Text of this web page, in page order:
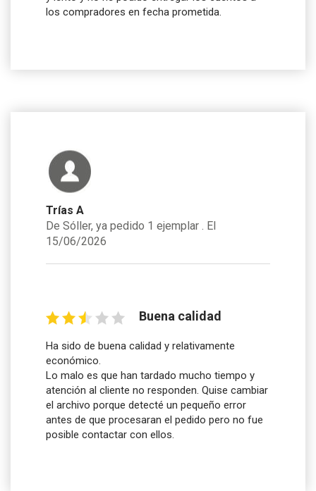
los compradores en fecha prometida.
Trías A
De Sóller, ya pedido 1 ejemplar . El
15/06/2026
Buena calidad
Ha sido de buena calidad y relativamente
económico.
Lo malo es que han tardado mucho tiempo y
atención al cliente no responden. Quise cambiar
el archivo porque detecté un pequeño error
antes de que procesaran el pedido pero no fue
posible contactar con ellos.